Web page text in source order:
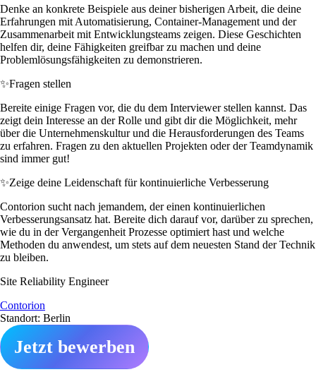
Denke an konkrete Beispiele aus deiner bisherigen Arbeit, die deine
Erfahrungen mit Automatisierung, Container-Management und der
Zusammenarbeit mit Entwicklungsteams zeigen. Diese Geschichten
helfen dir, deine Fähigkeiten greifbar zu machen und deine
Problemlösungsfähigkeiten zu demonstrieren.
✨Fragen stellen
Bereite einige Fragen vor, die du dem Interviewer stellen kannst. Das
zeigt dein Interesse an der Rolle und gibt dir die Möglichkeit, mehr
über die Unternehmenskultur und die Herausforderungen des Teams
zu erfahren. Fragen zu den aktuellen Projekten oder der Teamdynamik
sind immer gut!
✨Zeige deine Leidenschaft für kontinuierliche Verbesserung
Contorion sucht nach jemandem, der einen kontinuierlichen
Verbesserungsansatz hat. Bereite dich darauf vor, darüber zu sprechen,
wie du in der Vergangenheit Prozesse optimiert hast und welche
Methoden du anwendest, um stets auf dem neuesten Stand der Technik
zu bleiben.
Site Reliability Engineer
Contorion
Standort: Berlin
Jetzt bewerben